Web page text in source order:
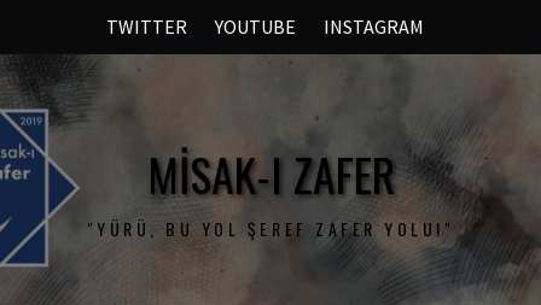
TWITTER YOUTUBE INSTAGRAM
MISAK-I ZAFER
"YÜRÜ, BU YOL ŞEREF ZAFER YOLU!"